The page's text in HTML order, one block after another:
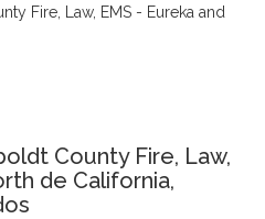
Fire, Law, EMS - Eureka and
County Fire, Law,
de California,